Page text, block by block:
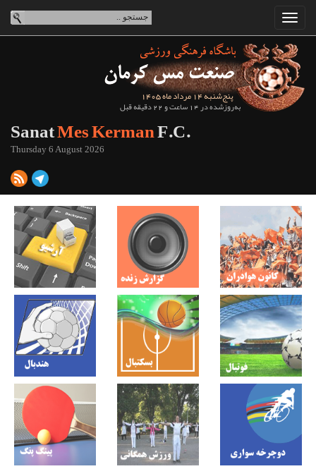
پنج‌شنبه 14 مرداد ماه 1405
به‌روزشده در 14 ساعت و 22 دقیقه قبل
SanatMes KermanF.C.
Thursday 6 August 2026